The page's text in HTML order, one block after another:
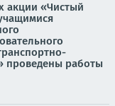
акции «Чистый
проведены работы